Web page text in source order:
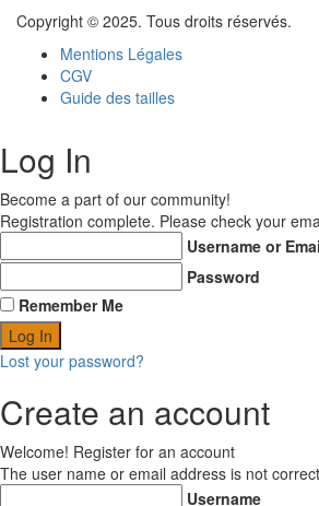
Copyright © 2025. Tous droits réservés.
Mentions Légales
CGV
Guide des tailles
Log In
Become a part of our community!
Registration complete. Please check your
Username or
Password
Remember Me
Lost your password?
Create an account
Welcome! Register for an account
The user name or email address is not
Username